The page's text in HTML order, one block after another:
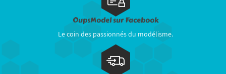
OupsModel sur Facebook
Le coin des passionnés du modélisme.